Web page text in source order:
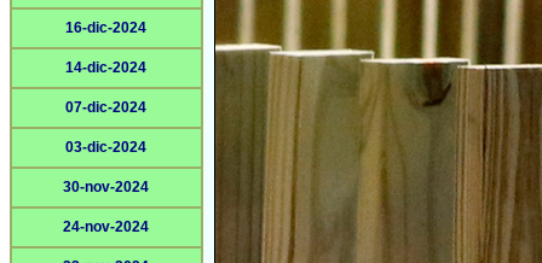
16-dic-2024
14-dic-2024
07-dic-2024
03-dic-2024
30-nov-2024
24-nov-2024